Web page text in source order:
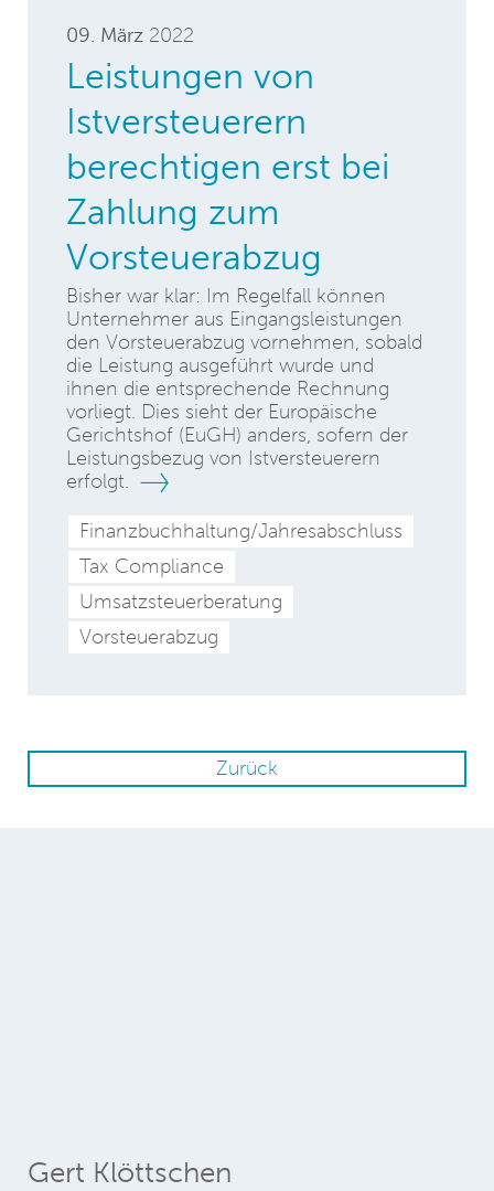
09. März 2022
Leistungen von
Istversteuerern
berechtigen erst bei
Zahlung zum
Vorsteuerabzug
Bisher war klar: Im Regelfall können
Unternehmer aus Eingangsleistungen
den Vorsteuerabzug vornehmen, sobald
die Leistung ausgeführt wurde und
ihnen die entsprechende Rechnung
vorliegt. Dies sieht der Europäische
Gerichtshof (EuGH) anders, sofern der
Leistungsbezug von Istversteuerern
erfolgt.
Finanzbuchhaltung/Jahresabschluss
Tax Compliance
Umsatzsteuerberatung
Vorsteuerabzug
Zurück
Gert Klöttschen